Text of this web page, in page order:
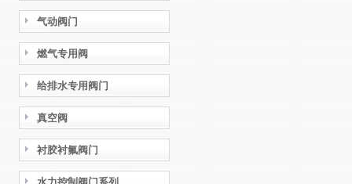
气动阀门
燃气专用阀
给排水专用阀门
真空阀
衬胶衬氟阀门